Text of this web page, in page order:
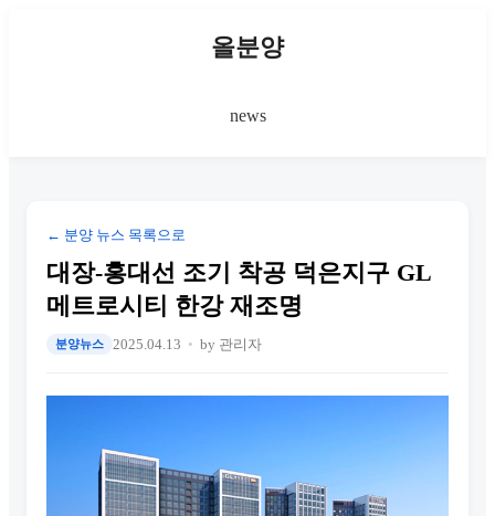
올분양
news
← 분양 뉴스 목록으로
대장-홍대선 조기 착공 덕은지구 GL
메트로시티 한강 재조명
분양뉴스 2025.04.13 by 관리자